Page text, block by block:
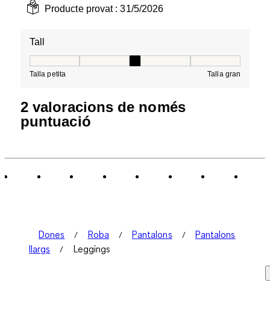
Producte provat :31/5/2026
Tall
Talla petita Talla gran
2 valoracions de només
puntuació
Dones Roba Pantalons
Pantalons
llargs
Leggings